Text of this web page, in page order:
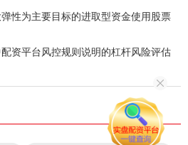
性为主要目标的进取型资金使用股票
资平台风控规则说明的杠杆风险评估